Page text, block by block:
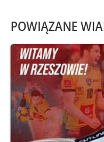
POWIĄZANE